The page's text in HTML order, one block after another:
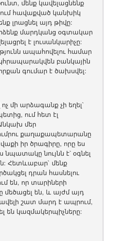
մենք կավելացնենք
հավաքված կանխիկ
լրացնել այդ թիվը:
մարդկանց օգտակար
է լուսանկարիչը:
ապահովելու համար
բանկային
գումար է ծախսվել:
մի արձագանք չի եղել՝
ում հետ էլ
մեր
քաղաքապետարանը
իր ծրագիրը, որը ես
նույնն է՝ օգնել
Հետևաբար` մենք
դրան հասնելու
են, որ տարիների
մեծացել են, և այժմ այդ
շատ մարդ է ապրում,
են կազմակերպիչները: